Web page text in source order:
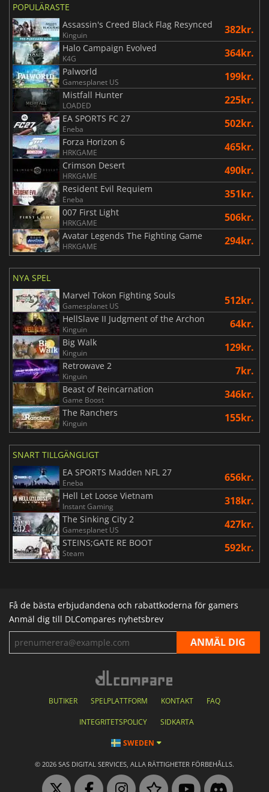
POPULÄRASTE
Assassin's Creed Black Flag Resynced
Kinguin 382kr.
Halo Campaign Evolved
K4G 364kr.
Palworld
Gamesplanet US 199kr.
Mistfall Hunter
LOADED 225kr.
EA SPORTS FC 27
Eneba 502kr.
Forza Horizon 6
HRKGAME 465kr.
Crimson Desert
HRKGAME 490kr.
Resident Evil Requiem
Eneba 351kr.
007 First Light
HRKGAME 506kr.
Avatar Legends The Fighting Game
HRKGAME 294kr.
NYA SPEL
Marvel Tokon Fighting Souls
Gamesplanet US 512kr.
HellSlave II Judgment of the Archon
Kinguin 64kr.
Big Walk
Kinguin 129kr.
Retrowave 2
Kinguin 7kr.
Beast of Reincarnation
Game Boost 346kr.
The Ranchers
Kinguin 155kr.
SNART TILLGÄNGLIGT
EA SPORTS Madden NFL 27
Eneba 656kr.
Hell Let Loose Vietnam
Instant Gaming 318kr.
The Sinking City 2
Gamesplanet US 427kr.
STEINS;GATE RE BOOT
Steam 592kr.
Få de bästa erbjudandena och rabattkoderna för gamers
Anmäl dig till DLCompares nyhetsbrev
BUTIKER SPELPLATTFORM KONTAKT FAQ
INTEGRITETSPOLICY SIDKARTA
SWEDEN
© 2026 SAS DIGITAL SERVICES, ALLA RÄTTIGHETER FÖRBEHÅLLS.